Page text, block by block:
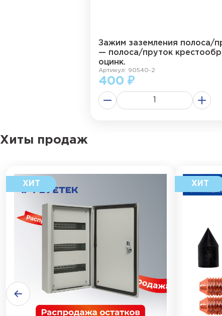
Зажим заземления полоса/
— полоса/пруток
оцинк.
Артикул: 90540-2
400 ₽
Хиты продаж